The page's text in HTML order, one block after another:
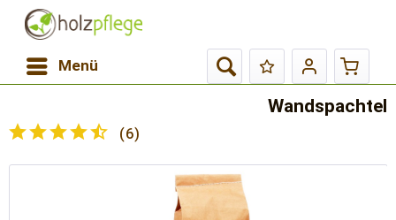
Menü
Wandspachtel
(6)